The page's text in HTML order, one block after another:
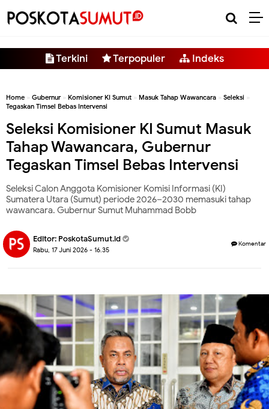
Terkini Terpopuler Indeks
Home » Gubernur» Komisioner KI Sumut » Masuk Tahap Wawancara » Seleksi »
Tegaskan Timsel Bebas Intervensi
Seleksi Komisioner KI Sumut Masuk
Tahap Wawancara, Gubernur
Tegaskan Timsel Bebas Intervensi
Seleksi Calon Anggota Komisioner Komisi Informasi (KI)
Sumatera Utara (Sumut) periode 2026–2030 memasuki tahap
wawancara. Gubernur Sumut Muhammad Bobb
Editor: PoskotaSumut.id
Rabu, 17 Juni 2026 - 16.35
Komentar